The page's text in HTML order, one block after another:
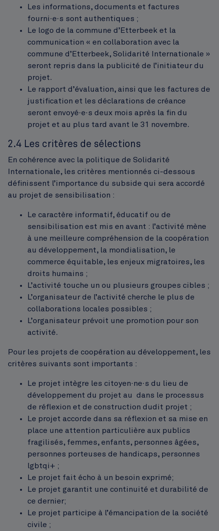
Les informations, documents et factures
fourni·e·s sont authentiques ;
Le logo de la commune d’Etterbeek et la
communication « en collaboration avec la
commune d’Etterbeek, Solidarité Internationale »
seront repris dans la publicité de l’initiateur du
projet.
Le rapport d’évaluation, ainsi que les factures de
justification et les déclarations de créance
seront envoyé·e·s deux mois après la fin du
projet et au plus tard avant le 31 novembre.
2.4 Les critères de sélections
En cohérence avec la politique de Solidarité
Internationale, les critères mentionnés ci-dessous
définissent l’importance du subside qui sera accordé
au projet de sensibilisation :
Le caractère informatif, éducatif ou de
sensibilisation est mis en avant : l’activité mène
à une meilleure compréhension de la coopération
au développement, la mondialisation, le
commerce équitable, les enjeux migratoires, les
droits humains ;
L’activité touche un ou plusieurs groupes cibles ;
L’organisateur de l’activité cherche le plus de
collaborations locales possibles ;
L’organisateur prévoit une promotion pour son
activité.
Pour les projets de coopération au développement, les
critères suivants sont importants :
Le projet intègre les citoyen·ne·s du lieu de
développement du projet au dans le processus
de réflexion et de construction dudit projet ;
Le projet accorde dans sa réflexion et sa mise en
place une attention particulière aux publics
fragilisés, femmes, enfants, personnes âgées,
personnes porteuses de handicaps, personnes
lgbtqi+ ;
Le projet fait écho à un besoin exprimé;
Le projet garantit une continuité et durabilité de
ce dernier;
Le projet participe à l’émancipation de la société
civile ;